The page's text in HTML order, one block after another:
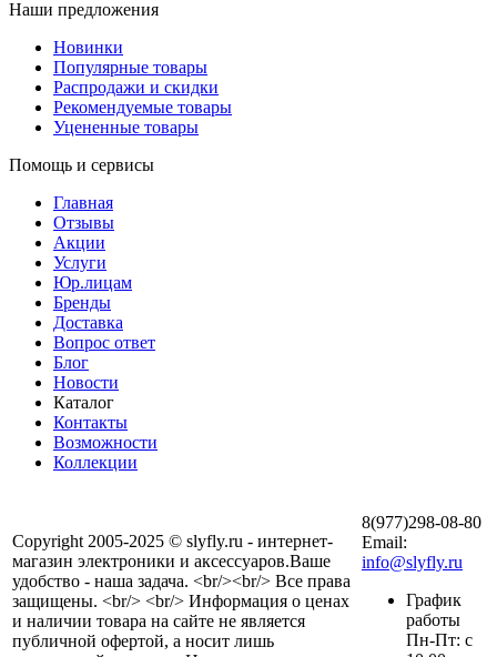
Наши предложения
Новинки
Популярные товары
Распродажи и скидки
Рекомендуемые товары
Уцененные товары
Помощь и сервисы
Главная
Отзывы
Акции
Услуги
Юр.лицам
Бренды
Доставка
Вопрос ответ
Блог
Новости
Каталог
Контакты
Возможности
Коллекции
Copyright 2005-2025 © slyfly.ru - интернет-
магазин электроники и аксессуаров.Ваше
удобство - наша задача. <br/><br/> Все права
защищены. <br/> <br/> Информация о ценах
и наличии товара на сайте не является
публичной офертой, а носит лишь
8(977)298-08-80
Email:
info@slyfly.ru
График
работы
Пн-Пт: с